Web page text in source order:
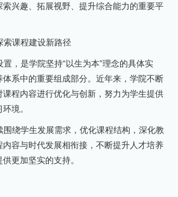
兴趣、拓展视野、提升综合能力的重要平
索课程建设新路径
，是学院坚持“以生为本”理念的具体实
系中的重要组成部分。近年来，学院不断
程内容进行优化与创新，努力为学生提供
境。
围绕学生发展需求，优化课程结构，深化教
容与时代发展相衔接，不断提升人才培养
更加坚实的支持。